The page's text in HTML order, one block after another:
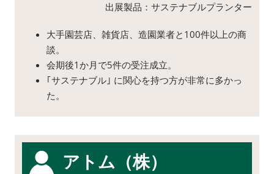
出展製品：サステナブルプランター
大手園芸店、雑貨店、造園業者と100件以上の商
談。
会期後1か月で5件の受注成立。
｢サステナブル｣ に関心を持つ方が非常に多かっ
た。
アトム（株）